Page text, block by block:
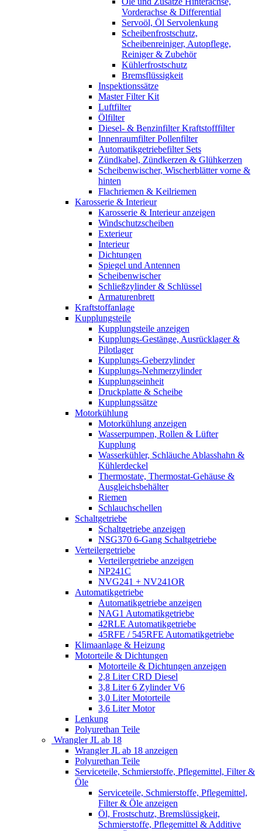
Vorderachse & Differential
Servoöl, Öl Servolenkung
Scheibenfrostschutz,
Scheibenreiniger, Autopflege,
Reiniger & Zubehör
Kühlerfrostschutz
Bremsflüssigkeit
Inspektionssätze
Master Filter Kit
Luftfilter
Ölfilter
Diesel- & Benzinfilter Kraftstofffilter
Innenraumfilter Pollenfilter
Automatikgetriebefilter Sets
Zündkabel, Zündkerzen & Glühkerzen
Scheibenwischer, Wischerblätter vorne &
hinten
Flachriemen & Keilriemen
Karosserie & Interieur
Karosserie & Interieur anzeigen
Windschutzscheiben
Exterieur
Interieur
Dichtungen
Spiegel und Antennen
Scheibenwischer
Schließzylinder & Schlüssel
Armaturenbrett
Kraftstoffanlage
Kupplungsteile
Kupplungsteile anzeigen
Kupplungs-Gestänge, Ausrücklager &
Pilotlager
Kupplungs-Geberzylinder
Kupplungs-Nehmerzylinder
Kupplungseinheit
Druckplatte & Scheibe
Kupplungssätze
Motorkühlung
Motorkühlung anzeigen
Wasserpumpen, Rollen & Lüfter
Kupplung
Wasserkühler, Schläuche Ablasshahn &
Kühlerdeckel
Thermostate, Thermostat-Gehäuse &
Ausgleichsbehälter
Riemen
Schlauchschellen
Schaltgetriebe
Schaltgetriebe anzeigen
NSG370 6-Gang Schaltgetriebe
Verteilergetriebe
Verteilergetriebe anzeigen
NP241C
NVG241 + NV241OR
Automatikgetriebe
Automatikgetriebe anzeigen
NAG1 Automatikgetriebe
42RLE Automatikgetriebe
45RFE / 545RFE Automatikgetriebe
Klimaanlage & Heizung
Motorteile & Dichtungen
Motorteile & Dichtungen anzeigen
2,8 Liter CRD Diesel
3,8 Liter 6 Zylinder V6
3,0 Liter Motorteile
3,6 Liter Motor
Lenkung
Polyurethan Teile
Wrangler JL ab 18
Wrangler JL ab 18 anzeigen
Polyurethan Teile
Serviceteile, Schmierstoffe, Pflegemittel, Filter &
Öle
Serviceteile, Schmierstoffe, Pflegemittel,
Filter & Öle anzeigen
Öl, Frostschutz, Bremslüssigkeit,
Schmierstoffe, Pflegemittel & Additive